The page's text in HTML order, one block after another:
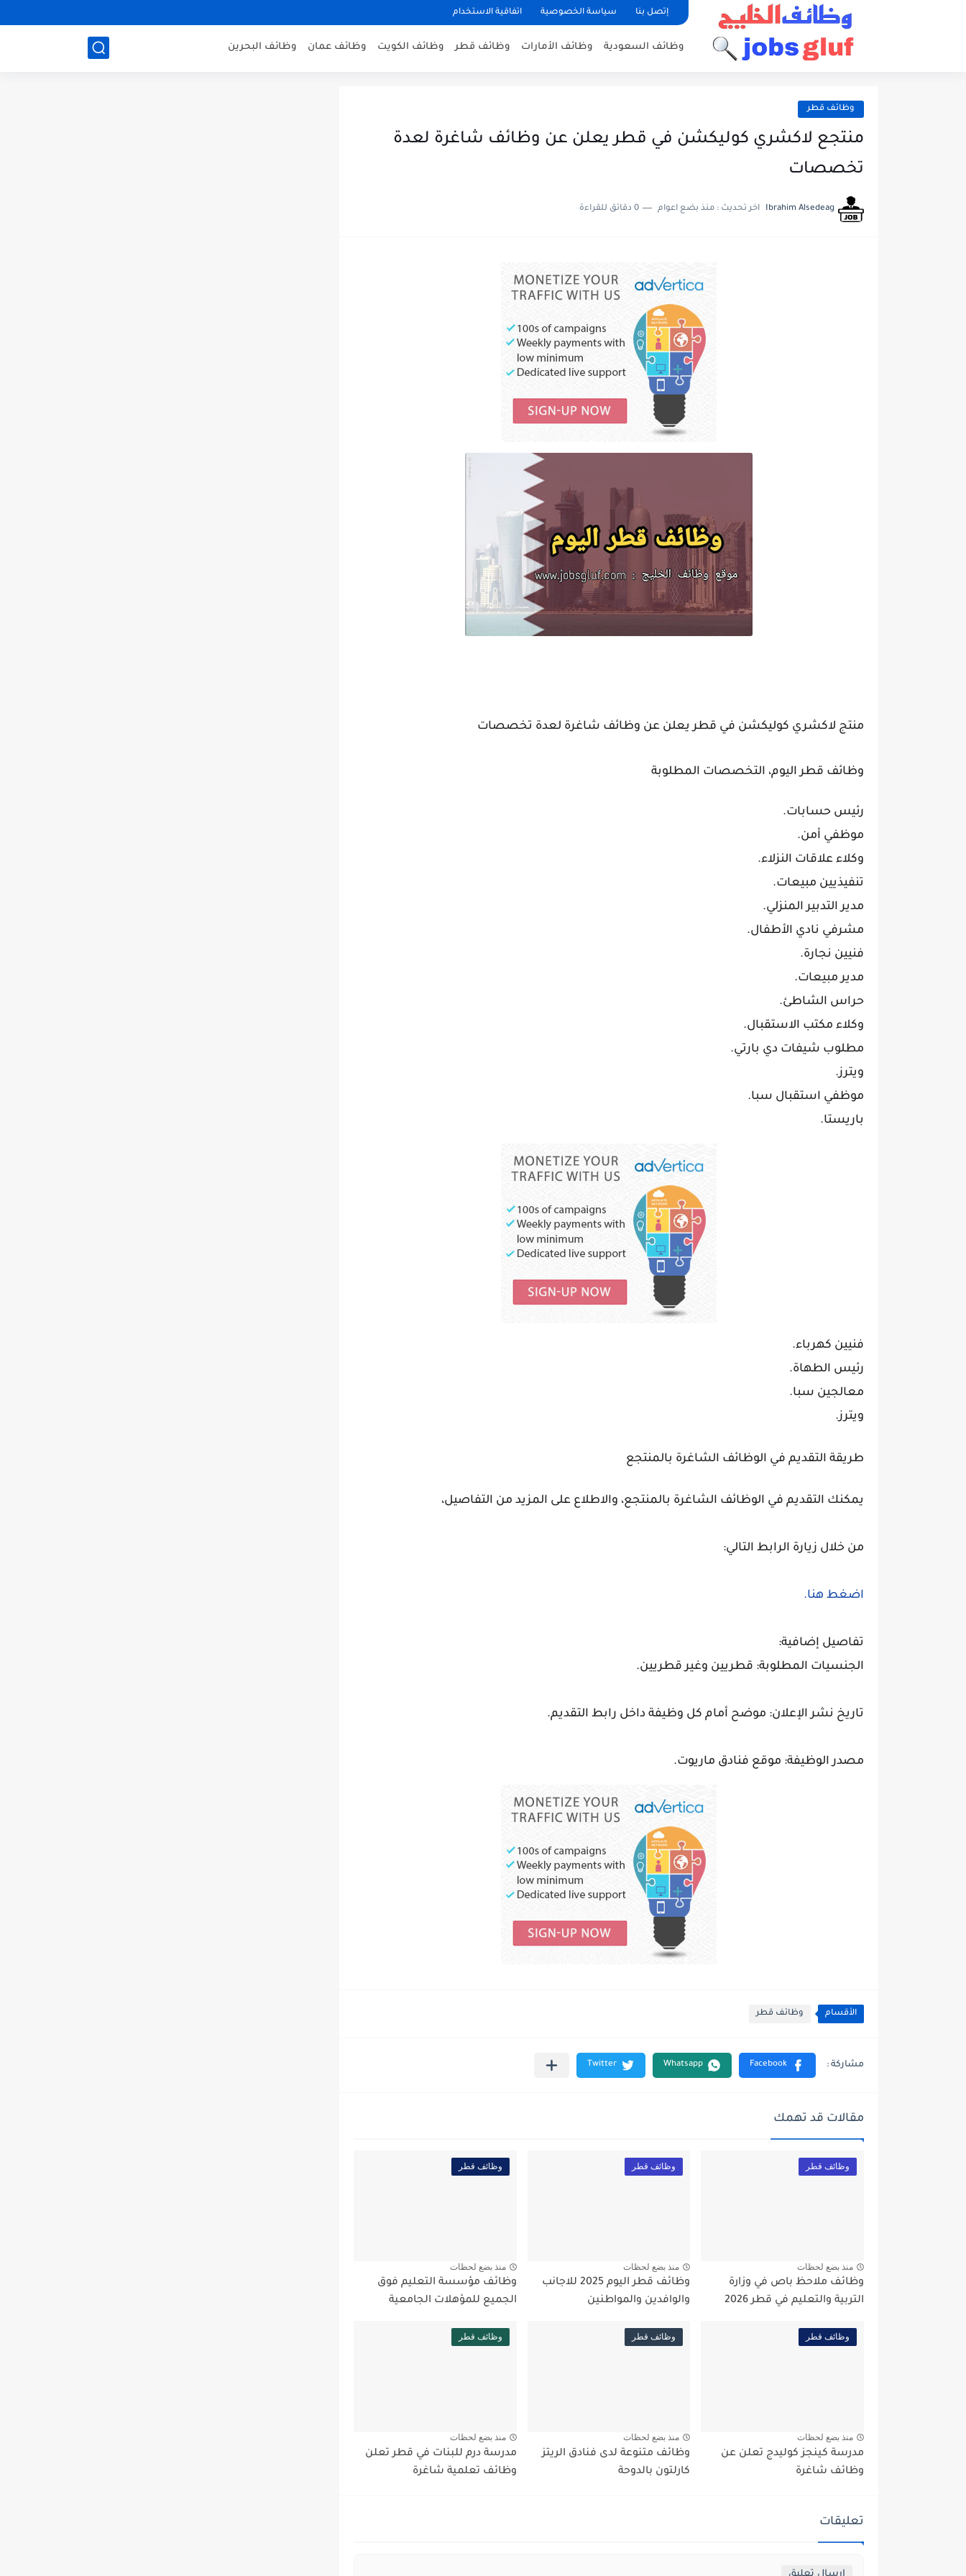
إتصل بنا سياسة الخصوصية اتفاقية الاستخدام
وظائف السعودية وظائف الأمارات وظائف قطر وظائف الكويت وظائف عمان وظائف البحرين
وظائف قطر
منتجع لاكشري كوليكشن في قطر يعلن عن وظائف شاغرة لعدة
تخصصات
Ibrahim Alsedeag اخر تحديث : منذ بضع اعوام 0 دقائق للقراءة
منتج لاكشري كوليكشن في قطر يعلن عن وظائف شاغرة لعدة تخصصات
وظائف قطر اليوم، التخصصات المطلوبة
رئيس حسابات.
موظفي أمن.
وكلاء علاقات النزلاء.
تنفيذيين مبيعات.
مدير التدبير المنزلي.
مشرفي نادي الأطفال.
فنيين نجارة.
مدير مبيعات.
حراس الشاطئ.
وكلاء مكتب الاستقبال.
مطلوب شيفات دي بارتي.
ويترز.
موظفي استقبال سبا.
باريستا.
فنيين كهرباء.
رئيس الطهاة.
معالجين سبا.
ويترز.
طريقة التقديم في الوظائف الشاغرة بالمنتجع
يمكنك التقديم في الوظائف الشاغرة بالمنتجع، والاطلاع على المزيد من التفاصيل،
من خلال زيارة الرابط التالي:
اضغط هنا.
تفاصيل إضافية:
الجنسيات المطلوبة: قطريين وغير قطريين.
تاريخ نشر الإعلان: موضح أمام كل وظيفة داخل رابط التقديم.
مصدر الوظيفة: موقع فنادق ماريوت.
الأقسام وظائف قطر
مقالات قد تهمك
وظائف قطر
منذ بضع لحظات
وظائف ملاحظ باص في وزارة
التربية والتعليم في قطر 2026
وظائف قطر
منذ بضع لحظات
وظائف قطر اليوم 2025 للاجانب
والوافدين والمواطنين
وظائف قطر
منذ بضع لحظات
وظائف مؤسسة التعليم فوق
الجميع للمؤهلات الجامعية
وظائف قطر
منذ بضع لحظات
مدرسة كينجز كوليدج تعلن عن
وظائف شاغرة
وظائف قطر
منذ بضع لحظات
وظائف متنوعة لدى فنادق الريتز
كارلتون بالدوحة
وظائف قطر
منذ بضع لحظات
مدرسة درم للبنات في قطر تعلن
وظائف تعلمية شاغرة
تعليقات